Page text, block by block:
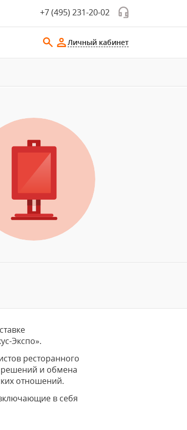
+7 (495) 231-20-02
Личный кабинет
Экспо».
ресторанного
решений и обмена
отношений.
в себя